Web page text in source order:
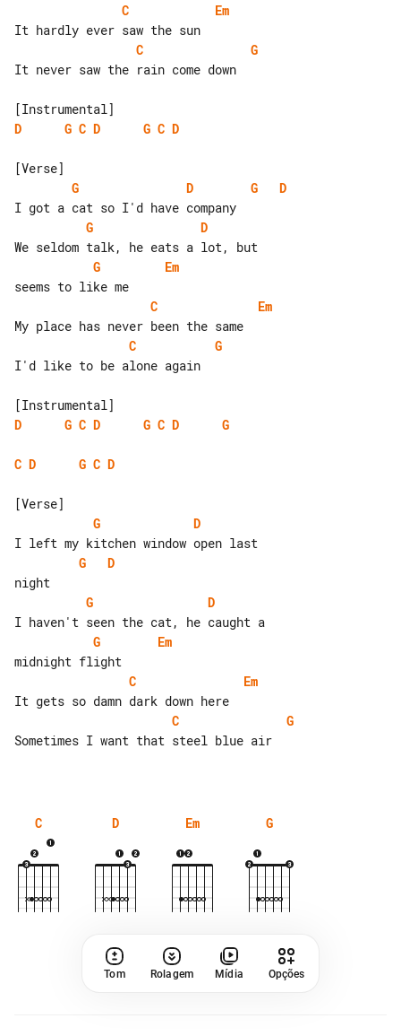
C
Em
C
G
It never saw the rain come down
D
G C D G C D
G
D G
D
G
D
G
Em
C
Em
C
G
I'd like to be alone again
D
G C D G C D G
C D G C D
G
D
G
D
G
D
G
Em
C
Em
C
G
Sometimes I want that steel blue air
C D Em G
Tom Rolagem Mídia Opções